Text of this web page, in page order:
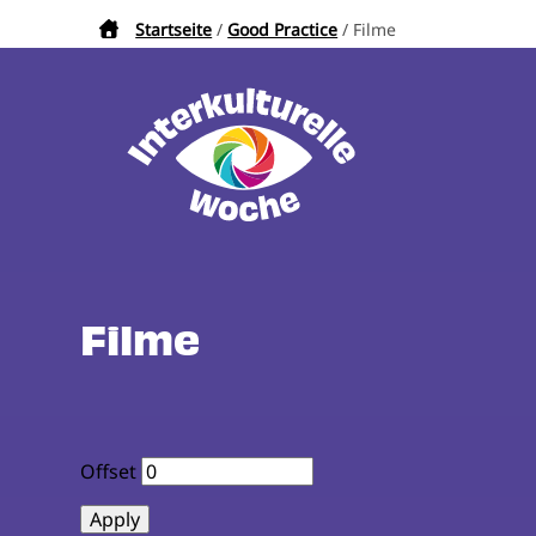
Pfadnavigation
Startseite Good Practice Filme
Filme
Offset